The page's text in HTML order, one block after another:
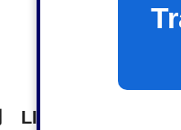
LINE